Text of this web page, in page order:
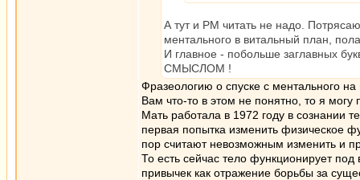
А тут и РМ читать не надо.
ментального в витальный план,
И главное - побольше заглавных
СМЫСЛОМ !
Фразеологию о спуске с ментального
Вам что-то в этом не понятно, то я могу
Мать работала в 1972 году в сознании
первая попытка изменить физическое
пор считают невозможным изменить и
То есть сейчас тело функционирует
привычек как отражение борьбы за